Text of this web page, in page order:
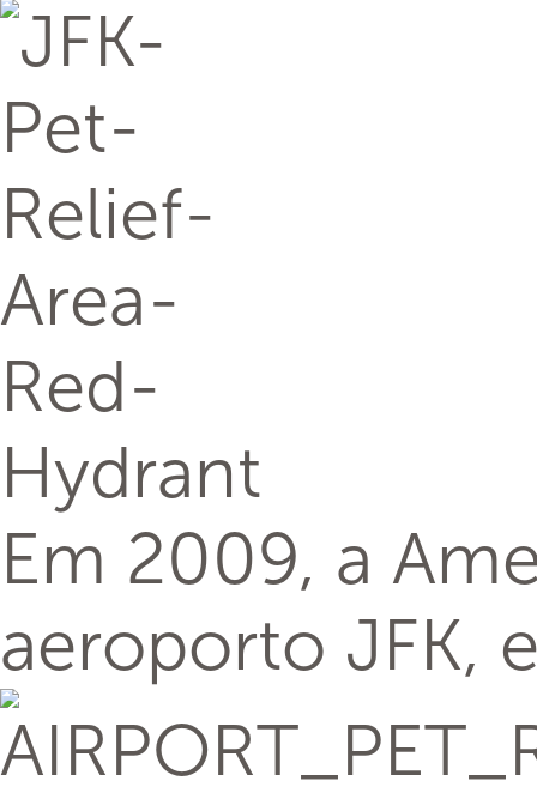
Em 2009, a
aeroporto JFK,